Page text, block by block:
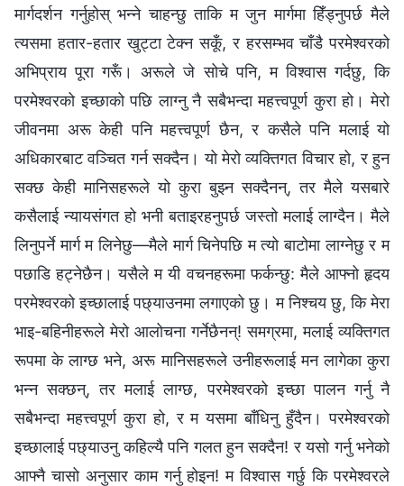
मार्गदर्शन गर्नुहोस् भन्ने चाहन्छु ताकि म जुन मार्गमा हिँड्नुपर्छ मैले
त्यसमा हतार-हतार खुट्टा टेक्न सकूँ, र हरसम्भव चाँडै परमेश्‍वरको
अभिप्राय पूरा गरूँ। अरूले जे सोचे पनि, म विश्‍वास गर्दछु, कि
परमेश्‍वरको इच्छाको पछि लाग्नु नै सबैभन्दा महत्त्वपूर्ण कुरा हो। मेरो
जीवनमा अरू केही पनि महत्त्वपूर्ण छैन, र कसैले पनि मलाई यो
अधिकारबाट वञ्चित गर्न सक्दैन। यो मेरो व्यक्तिगत विचार हो, र हुन
सक्छ केही मानिसहरूले यो कुरा बुझ्न सक्दैनन्, तर मैले यसबारे
कसैलाई न्यायसंगत हो भनी बताइरहनुपर्छ जस्तो मलाई लाग्दैन। मैले
लिनुपर्ने मार्ग म लिनेछु—मैले मार्ग चिनेपछि म त्यो बाटोमा लाग्‍नेछु र म
पछाडि हट्नेछैन। यसैले म यी वचनहरूमा फर्कन्छु: मैले आफ्नो हृदय
परमेश्‍वरको इच्छालाई पछ्याउनमा लगाएको छु। म निश्चय छु, कि मेरा
भाइ-बहिनीहरूले मेरो आलोचना गर्नेछैनन्! समग्रमा, मलाई व्यक्तिगत
रूपमा के लाग्छ भने, अरू मानिसहरूले उनीहरूलाई मन लागेका कुरा
भन्न सक्छन्, तर मलाई लाग्छ, परमेश्‍वरको इच्छा पालन गर्नु नै
सबैभन्दा महत्त्वपूर्ण कुरा हो, र म यसमा बाँधिनु हुँदैन। परमेश्‍वरको
इच्छालाई पछ्याउनु कहिल्यै पनि गलत हुन सक्दैन! र यसो गर्नु भनेको
आफ्नै चासो अनुसार काम गर्नु होइन! म विश्‍वास गर्छु कि परमेश्‍वरले